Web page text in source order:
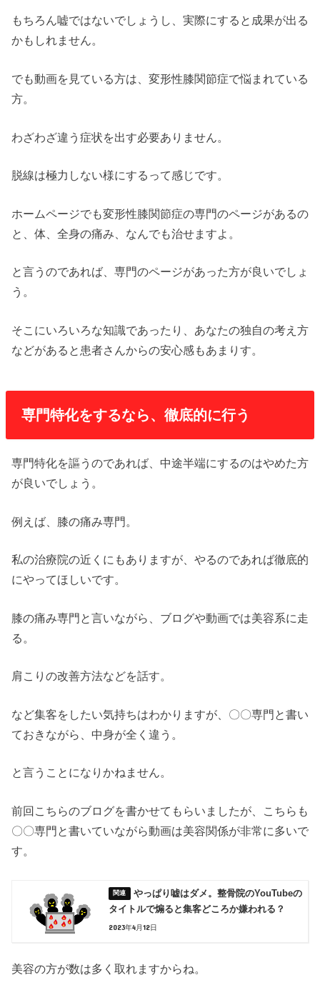
もちろん嘘ではないでしょうし、実際にすると成果が出る
かもしれません。
でも動画を見ている方は、変形性膝関節症で悩まれている
方。
わざわざ違う症状を出す必要ありません。
脱線は極力しない様にするって感じです。
ホームページでも変形性膝関節症の専門のページがあるの
と、体、全身の痛み、なんでも治せますよ。
と言うのであれば、専門のページがあった方が良いでしょ
う。
そこにいろいろな知識であったり、あなたの独自の考え方
などがあると患者さんからの安心感もあまりす。
専門特化をするなら、徹底的に行う
専門特化を謳うのであれば、中途半端にするのはやめた方
が良いでしょう。
例えば、膝の痛み専門。
私の治療院の近くにもありますが、やるのであれば徹底的
にやってほしいです。
膝の痛み専門と言いながら、ブログや動画では美容系に走
る。
肩こりの改善方法などを話す。
など集客をしたい気持ちはわかりますが、〇〇専門と書い
ておきながら、中身が全く違う。
と言うことになりかねません。
前回こちらのブログを書かせてもらいましたが、こちらも
〇〇専門と書いていながら動画は美容関係が非常に多いで
す。
やっぱり嘘はダメ。整骨院のYouTubeの
タイトルで煽ると集客どころか嫌われる？
2023年4月12日
美容の方が数は多く取れますからね。